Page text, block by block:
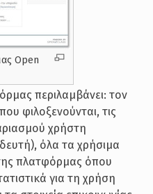
Open
περιλαμβάνει: τον
φιλοξενούνται, τις
χρήστη
όλα τα χρήσιμα
πλατφόρμας όπου
για τη χρήση